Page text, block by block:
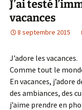
J’ai testé
vacances
8 septembre 2015
J’adore les vacances.
Comme tout le
En vacances, j’adore
des ambiances, des
j’aime prendre en